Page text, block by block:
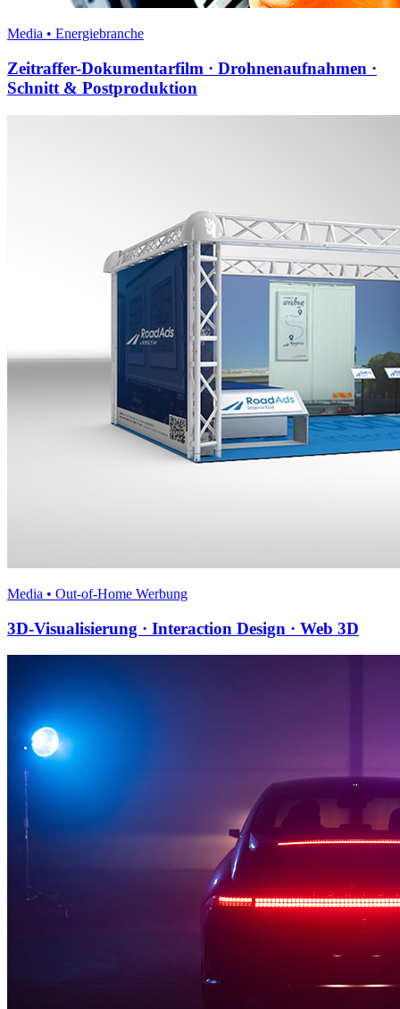
Media • Energiebranche
Zeitraffer-Dokumentarfilm · Drohnenaufnahmen ·
Schnitt & Postproduktion
Media • Out-of-Home Werbung
3D-Visualisierung · Interaction Design · Web 3D